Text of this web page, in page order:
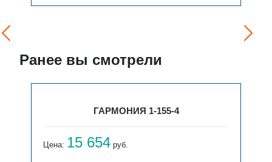
Ранее вы смотрели
ГАРМОНИЯ 1-155-4
Цена: 15 654 руб.